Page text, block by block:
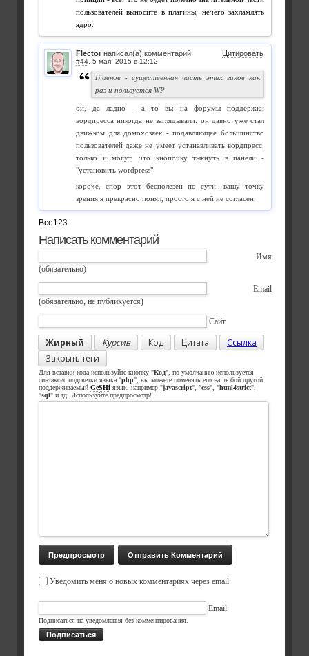
пользователей выносите в плагины, нечего захламлять
ядро.
Flector написал(а) комментарий Цитировать
#44
Главное - существенная часть этих гиков как
раз и пользуется WP
ой, да ладно - а то вы на форумы поддержки
вордпресса никогда не заглядывали. он давно уже стал
движком для домохозяек - подавляющее большинство
пользователей даже не умеет устанавливать вордпресс,
только и могут, что кнопочку тыкнуть в панели -
"установить wordpress".
короче, спор этот бесполезен по сути. вашу точку
зрения я прекрасно понял, просто я с ней не согласен.
Все123
Написать комментарий
Имя
(обязательно)
Email
(обязательно, не публикуется)
Сайт
Жирный Курсив Код Цитата
Ссылка
Закрыть теги
Для вставки кода используйте кнопку "Код", по умолчанию используется
синтаксис подсветки языка "php", вы можете поменять его на любой другой
поддерживаемый GeSHi язык, например "javascript", "css", "html4strict",
"sql" и тд. Используйте предпросмотр!
Уведомить меня о новых комментариях через email.
Email
Подписаться на уведомления без комментирования.
Подписаться